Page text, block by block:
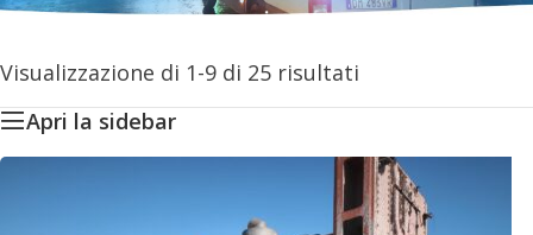
Visualizzazione di 1-9 di 25 risultati
Apri la sidebar